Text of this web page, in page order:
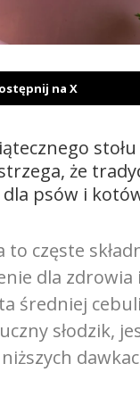
na X
że
psów i
częste
dla zdrowia
średniej
słodzik,